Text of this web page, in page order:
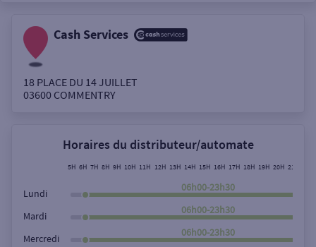
Autour de moi
Rue
Rechercher
Cash Services
18 PLACE DU 14 JUILLET
03600 COMMENTRY
Horaires du distributeur/automate
5H 6H 7H 8H 9H 10H 11H 12H 13H 14H 15H 16H 17H 18H 19H 20H 21H
Lundi
06h00-23h30
Mardi
06h00-23h30
Mercredi
06h00-23h30